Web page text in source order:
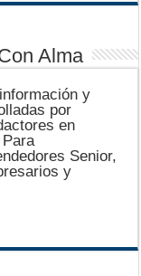
Alma
y
por
en
Senior,
y